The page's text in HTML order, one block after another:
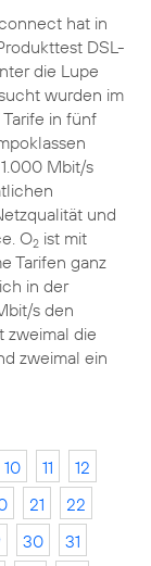
hat in
DSL-
die Lupe
wurden im
in fünf
Mbit/s
und
O2ist mit
Tarifen ganz
in der
s den
zweimal die
zweimal ein
10 11
12
21
22
30
31